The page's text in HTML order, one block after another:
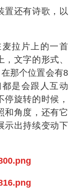
置还有诗歌，以
拉片上的一首
文字的形式、
那个位置会有8
是会跟人互动
旋转的时候，
和角度，还有它
示出持续变动下